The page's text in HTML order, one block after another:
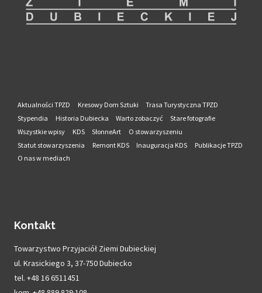
Aktualności TPZD Kresowy Dom Sztuki
Trasa Turystyczna TPZD
Stypendia
Historia Dubiecka Warto zobaczyć
Stare fotografie
Wszystkie wpisy
KDS SłonneArt
O stowarzyszeniu
Statut stowarzyszenia
Remont KDS Inauguracja KDS
Publikacje TPZD
O nas w mediach
Kontakt
Towarzystwo Przyjaciół Ziemi Dubieckiej
ul. Krasickiego 3, 37-750 Dubiecko
tel. +48 16 6511451